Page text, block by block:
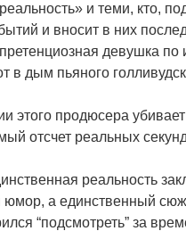
и теми, кто,
и вносит в них
девушка по
в дым пьяного
этого продюсера
отсчет реальных
реальность
юмор, а единственный
“подсмотреть” за